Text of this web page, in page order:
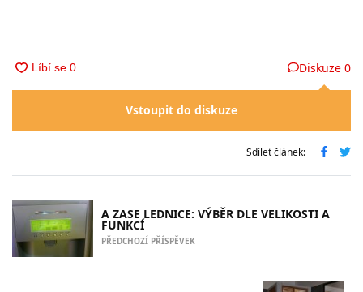
Diskuze 0
Vstoupit do diskuze
Sdílet článek:
A ZASE LEDNICE: VÝBĚR DLE VELIKOSTI A
FUNKCÍ
PŘEDCHOZÍ PŘÍSPĚVEK